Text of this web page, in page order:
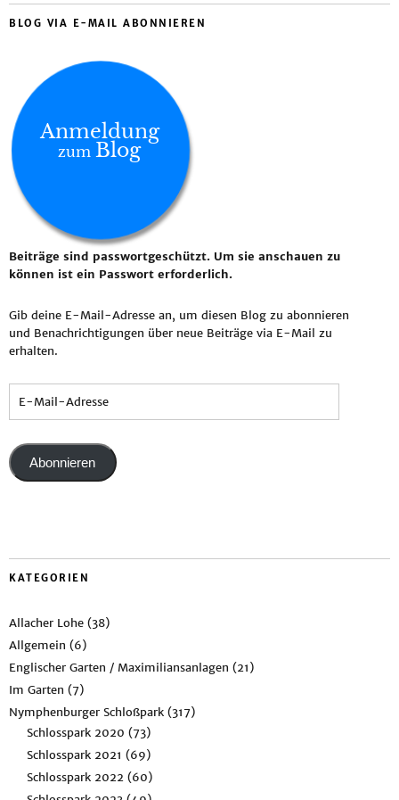
BLOG VIA E-MAIL ABONNIEREN
Anmeldung
zum Blog
Beiträge sind passwortgeschützt. Um sie anschauen zu
können ist ein Passwort erforderlich.
Gib deine E-Mail-Adresse an, um diesen Blog zu abonnieren
und Benachrichtigungen über neue Beiträge via E-Mail zu
erhalten.
Abonnieren
KATEGORIEN
Allacher Lohe (38)
Allgemein (6)
Englischer Garten / Maximiliansanlagen (21)
Im Garten (7)
Nymphenburger Schloßpark (317)
Schlosspark 2020 (73)
Schlosspark 2021 (69)
Schlosspark 2022 (60)